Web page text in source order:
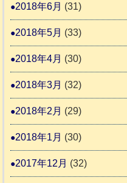
2018年6月 (31)
2018年5月 (33)
2018年4月 (30)
2018年3月 (32)
2018年2月 (29)
2018年1月 (30)
2017年12月 (32)